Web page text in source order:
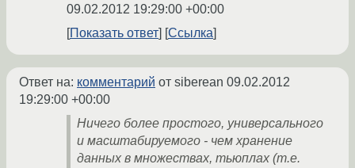
09.02.2012 19:29:00 +00:00
Показать ответ
Ссылка
Ответ на: комментарий от siberean 09.02.2012
19:29:00 +00:00
Ничего более простого, универсального
и масштабируемого - чем хранение
данных в множествах, тьюплах (т.е.